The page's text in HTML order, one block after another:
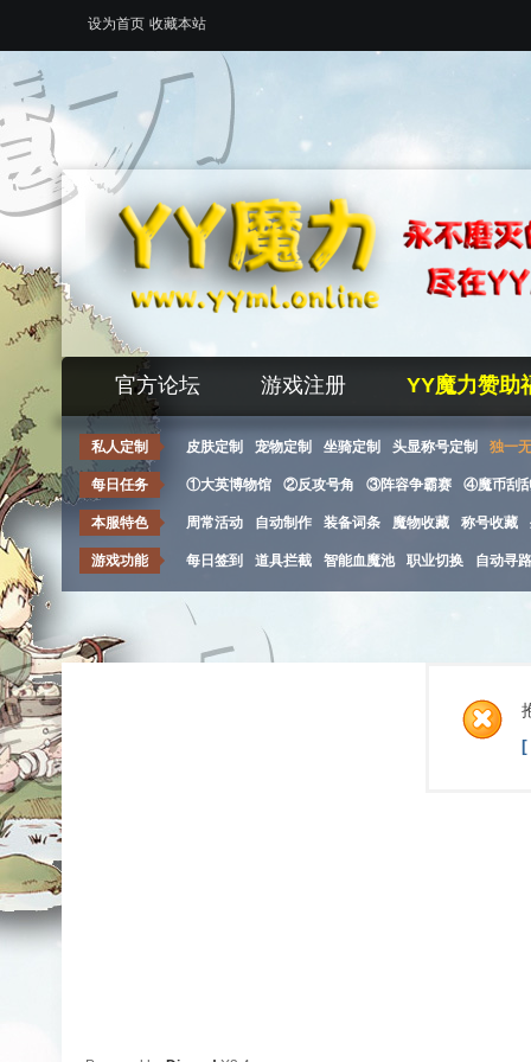
设为首页 收藏本站
官方论坛 游戏注册 YY魔力赞助
私人定制 皮肤定制 宠物定制 坐骑定制 头显称号定制 独一
每日任务 ①大英博物馆 ②反攻号角 ③阵容争霸赛 ④魔币刮
本服特色 周常活动 自动制作 装备词条 魔物收藏 称号收藏
游戏功能 每日签到 道具拦截 智能血魔池 职业切换 自动寻路
[